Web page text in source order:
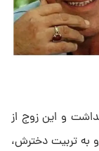
و این زوج از
به تربیت دخترش،